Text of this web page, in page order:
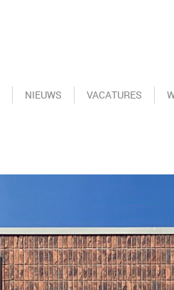
NIEUWS VACATURES